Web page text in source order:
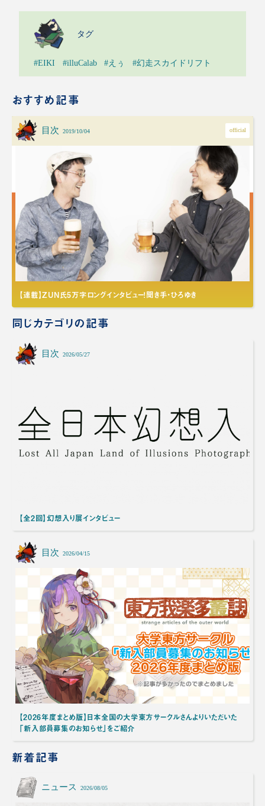
タグ
#EIKI #illuCalab #えぅ #幻走スカイドリフト
おすすめ記事
目次 2019/10/04 official
【連載】ZUN氏5万字ロングインタビュー！聞き手・ひろゆき
同じカテゴリの記事
目次 2026/05/27
【全2回】幻想入り展インタビュー
目次 2026/04/15
【2026年度まとめ版】日本全国の大学東方サークルさんよりいただいた
「新入部員募集のお知らせ」をご紹介
新着記事
ニュース 2026/08/05